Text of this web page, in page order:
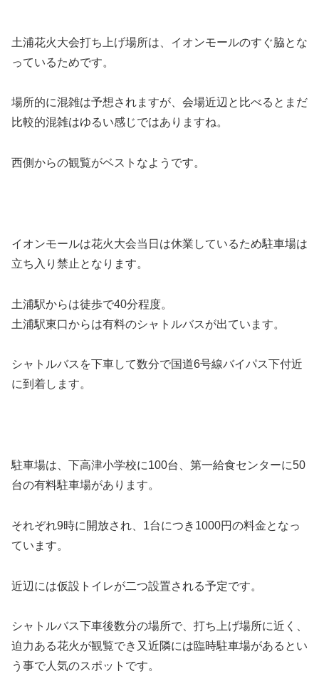
土浦花火大会打ち上げ場所は、イオンモールのすぐ脇とな
っているためです。
場所的に混雑は予想されますが、会場近辺と比べるとまだ
比較的混雑はゆるい感じではありますね。
西側からの観覧がベストなようです。
イオンモールは花火大会当日は休業しているため駐車場は
立ち入り禁止となります。
土浦駅からは徒歩で40分程度。
土浦駅東口からは有料のシャトルバスが出ています。
シャトルバスを下車して数分で国道6号線バイパス下付近
に到着します。
駐車場は、下高津小学校に100台、第一給食センターに50
台の有料駐車場があります。
それぞれ9時に開放され、1台につき1000円の料金となっ
ています。
近辺には仮設トイレが二つ設置される予定です。
シャトルバス下車後数分の場所で、打ち上げ場所に近く、
迫力ある花火が観覧でき又近隣には臨時駐車場があるとい
う事で人気のスポットです。